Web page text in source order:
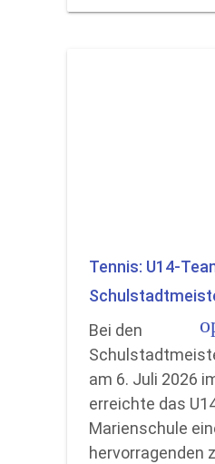
Tennis: U14-
Bei den
am 6. Juli 2026
erreichte das
Marienschule
hervorragenden